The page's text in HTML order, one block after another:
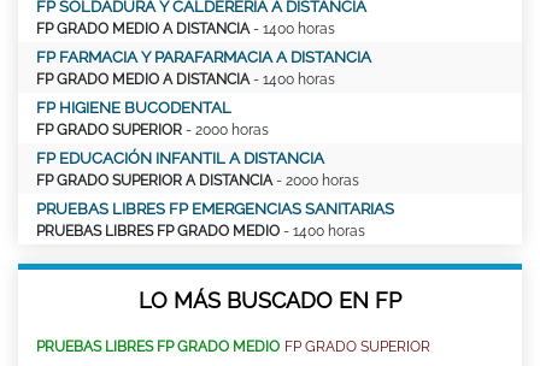
FP SOLDADURA Y CALDERERÍA A DISTANCIA
FP GRADO MEDIO A DISTANCIA - 1400 horas
FP FARMACIA Y PARAFARMACIA A DISTANCIA
FP GRADO MEDIO A DISTANCIA - 1400 horas
FP HIGIENE BUCODENTAL
FP GRADO SUPERIOR - 2000 horas
FP EDUCACIÓN INFANTIL A DISTANCIA
FP GRADO SUPERIOR A DISTANCIA - 2000 horas
PRUEBAS LIBRES FP EMERGENCIAS SANITARIAS
PRUEBAS LIBRES FP GRADO MEDIO - 1400 horas
LO MÁS BUSCADO EN FP
PRUEBAS LIBRES FP GRADO MEDIO FP GRADO SUPERIOR